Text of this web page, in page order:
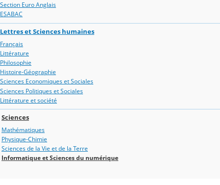
Section Euro Anglais
ESABAC
Lettres et Sciences humaines
Français
Littérature
Philosophie
Histoire-Géographie
Sciences Economiques et Sociales
Sciences Politiques et Sociales
Littérature et société
Sciences
Mathématiques
Physique-Chimie
Sciences de la Vie et de la Terre
Informatique et Sciences du numérique